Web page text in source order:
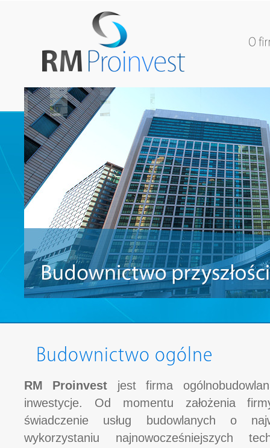
Budownictwo ogólne
RM Proinvest jest firma
inwestycje. Od momentu założenia
świadczenie usług budowlanych o
wykorzystaniu najnowocześniejszych